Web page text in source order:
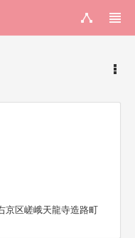
京区嵯峨天龍寺造路町